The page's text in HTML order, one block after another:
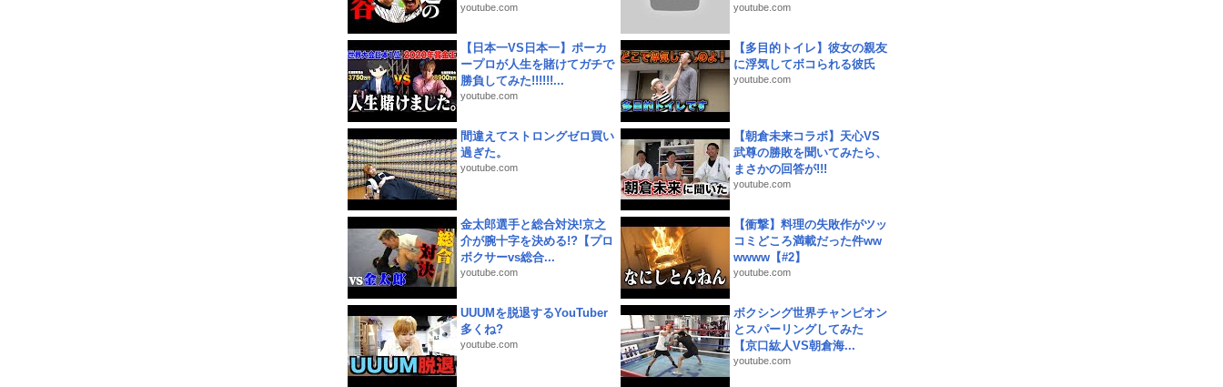
youtube.com youtube.com
【日本一VS日本一】ポーカ
ープロが人生を賭けてガチで
勝負してみた!!!!!!...
youtube.com
【多目的トイレ】彼女の親友
に浮気してボコられる彼氏
youtube.com
間違えてストロングゼロ買い
過ぎた。
youtube.com
【朝倉未来コラボ】天心VS
武尊の勝敗を聞いてみたら、
まさかの回答が!!!
youtube.com
金太郎選手と総合対決!京之
介が腕十字を決める!?【プロ
ボクサーvs総合...
youtube.com
【衝撃】料理の失敗作がツッ
コミどころ満載だった件ww
wwww【#2】
youtube.com
UUUMを脱退するYouTuber
多くね?
youtube.com
ボクシング世界チャンピオン
とスパーリングしてみた
【京口紘人VS朝倉海...
youtube.com